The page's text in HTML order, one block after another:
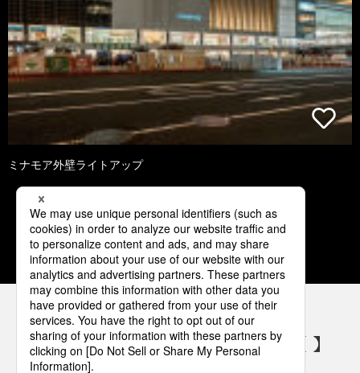
ミナモア外壁ライトアップ
1 2 3 4 5
パナソニックの電気設備 SNSアカウント